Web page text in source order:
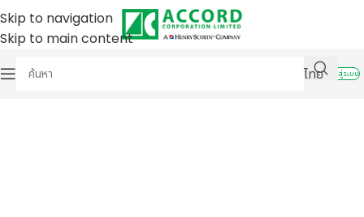
Skip to navigation
Skip to main content
ไทย
เข้าสู่ระบบ